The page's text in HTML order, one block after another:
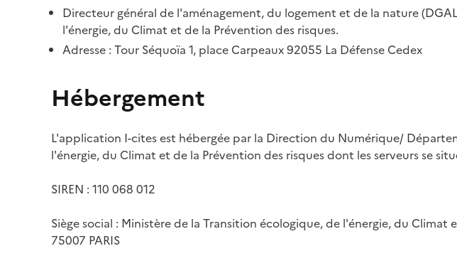
Directeur général de l'aménagement, du logement et de la nature
l'énergie, du Climat et de la Prévention des risques.
Adresse : Tour Séquoïa 1, place Carpeaux 92055 La Défense Cedex
Hébergement
L'application I-cites est hébergée par la Direction du Numérique/
l'énergie, du Climat et de la Prévention des risques dont les serveurs se
SIREN : 110 068 012
Siège social : Ministère de la Transition écologique, de l'énergie, du
75007 PARIS